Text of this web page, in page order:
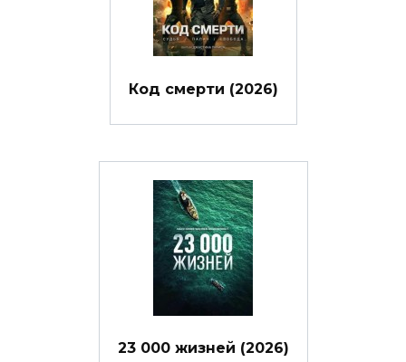
Код смерти (2026)
23 000 жизней (2026)